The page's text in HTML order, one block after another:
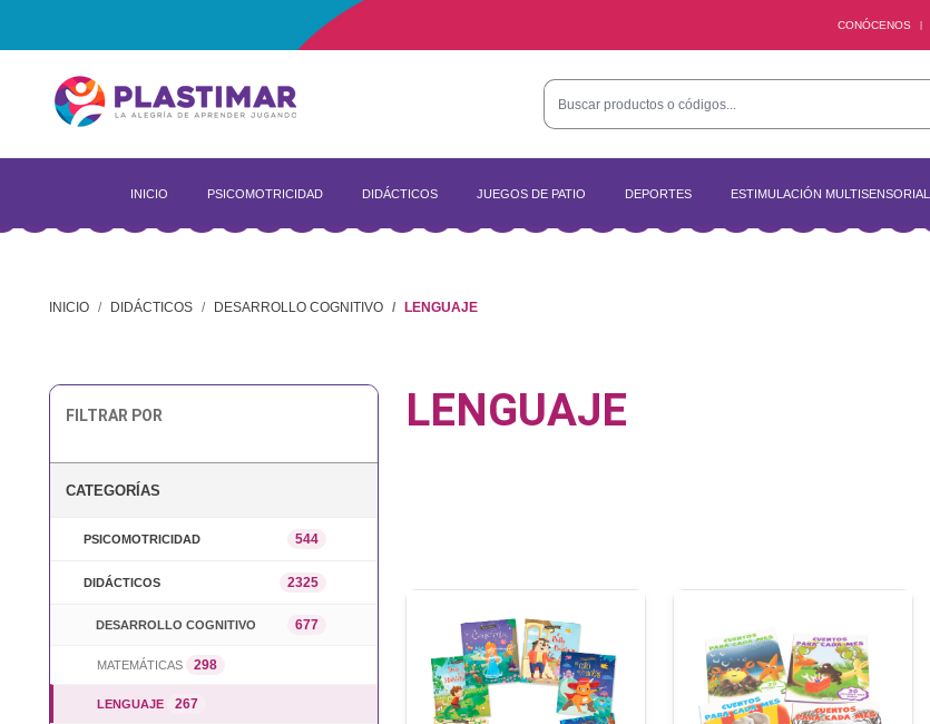
CONÓCENOS |
INICIO PSICOMOTRICIDAD DIDÁCTICOS JUEGOS DE PATIO DEPORTES ESTIMULACIÓN MULTISENSORIAL
INICIO DIDÁCTICOS DESARROLLO COGNITIVO LENGUAJE
FILTRAR POR
CATEGORÍAS
PSICOMOTRICIDAD 544
DIDÁCTICOS 2325
DESARROLLO COGNITIVO 677
MATEMÁTICAS 298
LENGUAJE 267
LENGUAJE